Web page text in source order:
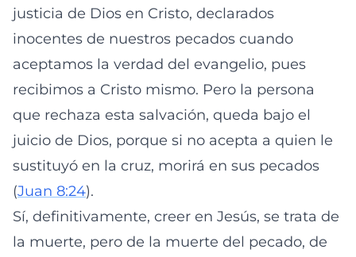
justicia de Dios en Cristo, declarados
inocentes de nuestros pecados cuando
aceptamos la verdad del evangelio, pues
recibimos a Cristo mismo. Pero la persona
que rechaza esta salvación, queda bajo el
juicio de Dios, porque si no acepta a quien le
sustituyó en la cruz, morirá en sus pecados
(Juan 8:24).
Sí, definitivamente, creer en Jesús, se trata de
la muerte, pero de la muerte del pecado, de